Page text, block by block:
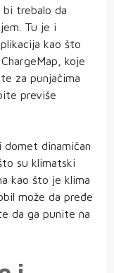
trebalo da
Tu je i
kao što
koje
za punjačima
previše
dinamičan
su klimatski
kao što je klima
može da pređe
da ga punite na